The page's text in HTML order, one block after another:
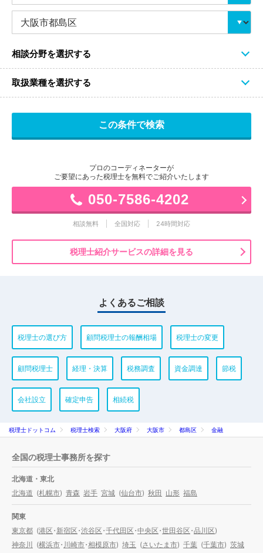
相談分野を選択する
取扱業種を選択する
プロのコーディネーターが
ご要望にあった税理士を無料でご紹介いたします
050-7586-4202
相談無料 全国対応 24時間対応
税理士紹介サービスの詳細を見る
よくあるご相談
税理士の選び方 顧問税理士の報酬相場 税理士の変更
顧問税理士 経理・決算 税務調査 資金調達 節税
会社設立 確定申告 相続税
税理士ドットコム 税理士検索 大阪府 大阪市 都島区 金融
全国の税理士事務所を探す
北海道・東北
北海道 (札幌市) 青森 岩手 宮城 (仙台市) 秋田 山形 福島
関東
東京都 (港区・新宿区・渋谷区・千代田区・中央区・世田谷区・品川区)
神奈川
(横浜市・川崎市・相模原市) 埼玉 (さいたま市) 千葉 (千葉市) 茨城